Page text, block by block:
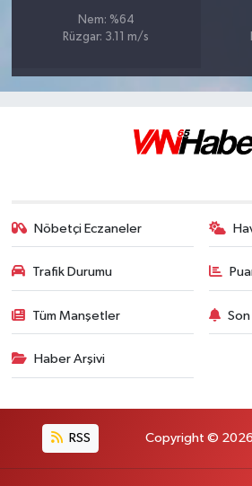
Nem: %64
Rüzgar: 3.11 m/s
Nöbetçi Eczaneler
Trafik Durumu
Tüm Manşetler
Haber Arşivi
RSS Copyright © 2026.